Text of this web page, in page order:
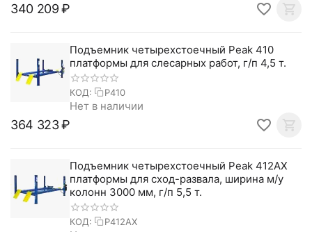
340 209 ₽
Подъемник четырехстоечный Peak 410
платформы для слесарных работ, г/п 4,5 т.
КОД: P410
Нет в наличии
364 323₽
Подъемник четырехстоечный Peak 412AX
платформы для сход-развала, ширина м/у
колонн 3000 мм, г/п 5,5 т.
КОД: P412AX